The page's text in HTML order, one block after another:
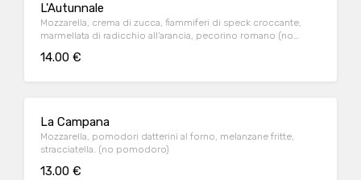
L'Autunnale
Mozzarella, crema di zucca, fiammiferi di speck croccante,
marmellata di radicchio all’arancia, pecorino romano (no
14.00 €
La Campana
Mozzarella, pomodori datterini al forno, melanzane fritte,
stracciatella. (no pomodoro)
13.00 €